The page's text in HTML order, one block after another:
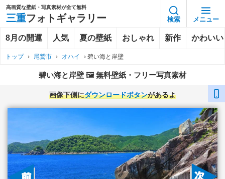
高画質な壁紙・写真素材が全て無料
三重フォトギャラリー 検索 メニュー
8月の開運 人気 夏の壁紙 おしゃれ 新作 かわいい
トップ › 尾鷲市 › オハイ › 碧い海と岸壁
碧い海と岸壁 🖼️ 無料壁紙・フリー写真素材
画像下側にダウンロードボタンがあるよ